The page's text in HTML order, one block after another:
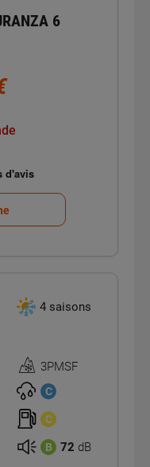
6
4 saisons
Homologation
3PMSF
3PMSF
C
C
B 72 dB